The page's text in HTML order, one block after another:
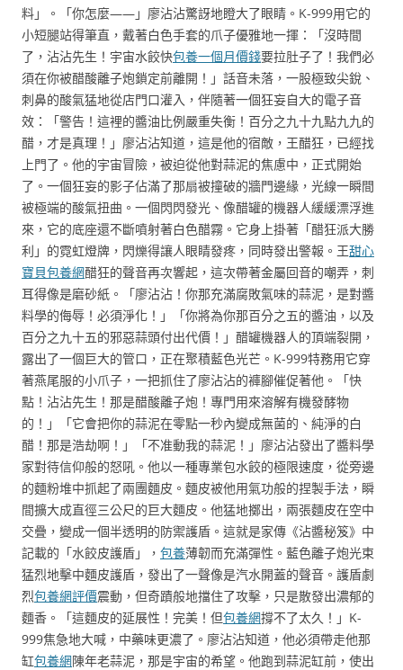
料」。「你怎麼——」廖沾沾驚訝地瞪大了眼睛。K-999用它的
小短腿站得筆直，戴著白色手套的爪子優雅地一揮：「沒時間
了，沾沾先生！宇宙水餃快包養一個月價錢要拉肚子了！我們必
須在你被醋酸離子炮鎖定前離開！」話音未落，一股極致尖銳、
刺鼻的酸氣猛地從店門口灌入，伴隨著一個狂妄自大的電子音
效：「警告！這裡的醬油比例嚴重失衡！百分之九十九點九九的
醋，才是真理！」廖沾沾知道，這是他的宿敵，王醋狂，已經找
上門了。他的宇宙冒險，被迫從他對蒜泥的焦慮中，正式開始
了。一個狂妄的影子佔滿了那扇被撞破的牆門邊緣，光線一瞬間
被極端的酸氣扭曲。一個閃閃發光、像醋罐的機器人緩緩漂浮進
來，它的底座還不斷噴射著白色醋霧。它身上掛著「醋狂派大勝
利」的霓虹燈牌，閃爍得讓人眼睛發疼，同時發出警報。王甜心
寶貝包養網醋狂的聲音再次響起，這次帶著金屬回音的嘲弄，刺
耳得像是磨砂紙。「廖沾沾！你那充滿腐敗氣味的蒜泥，是對醬
料學的侮辱！必須淨化！」「你將為你那百分之五的醬油，以及
百分之九十五的邪惡蒜頭付出代價！」醋罐機器人的頂端裂開，
露出了一個巨大的管口，正在聚積藍色光芒。K-999特務用它穿
著燕尾服的小爪子，一把抓住了廖沾沾的褲腳催促著他。「快
點！沾沾先生！那是醋酸離子炮！專門用來溶解有機發酵物
的！」「它會把你的蒜泥在零點一秒內變成無菌的、純淨的白
醋！那是浩劫啊！」「不准動我的蒜泥！」廖沾沾發出了醬料學
家對待信仰般的怒吼。他以一種專業包水餃的極限速度，從旁邊
的麵粉堆中抓起了兩團麵皮。麵皮被他用氣功般的捏製手法，瞬
間擴大成直徑三公尺的巨大麵皮。他猛地擲出，兩張麵皮在空中
交疊，變成一個半透明的防禦護盾。這就是家傳《沾醬秘笈》中
記載的「水餃皮護盾」， 包養薄韌而充滿彈性。藍色離子炮光束
猛烈地擊中麵皮護盾，發出了一聲像是汽水開蓋的聲音。護盾劇
烈包養網評價震動，但奇蹟般地擋住了攻擊，只是散發出濃郁的
麵香。「這麵皮的延展性！完美！但包養網撐不了太久！」K-
999焦急地大喊，中藥味更濃了。廖沾沾知道，他必須帶走他那
缸包養網陳年老蒜泥，那是宇宙的希望。他跑到蒜泥缸前，使出